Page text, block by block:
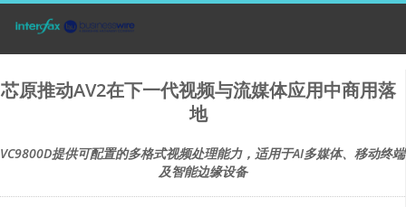
芯原推动AV2在下一代视频与流媒体应用中商用落
地
VC9800D提供可配置的多格式视频处理能力，适用于AI多媒体、移动终端
及智能边缘设备